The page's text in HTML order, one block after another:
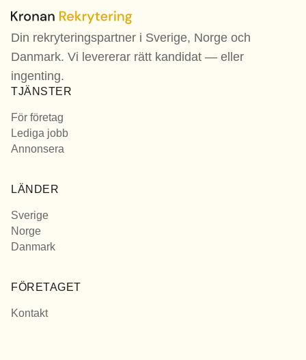
Din rekryteringspartner i Sverige, Norge och
Danmark. Vi levererar rätt kandidat — eller
ingenting.
TJÄNSTER
För företag
Lediga jobb
Annonsera
LÄNDER
Sverige
Norge
Danmark
FÖRETAGET
Kontakt